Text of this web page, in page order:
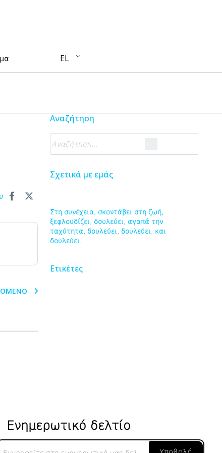
EL
Αναζήτηση
Σχετικά με εμάς
Στη συνέχεια, σκοντάβει στη ζωή,
ξεφλουδίζει, δουλεύει, αγαπά την
ταχύτητα, δουλεύει, δουλεύει, και
δουλεύει.
Ετικέτες
Ενημερωτικό δελτίο